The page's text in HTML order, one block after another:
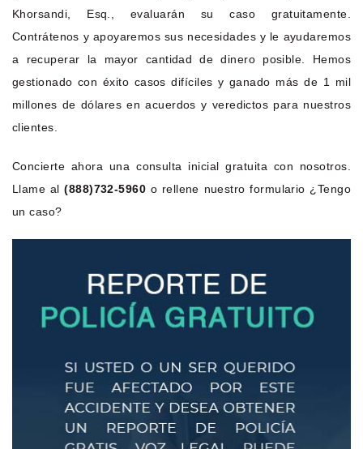
Khorsandi, Esq., evaluarán su caso gratuitamente.
Contrátenos y apoyaremos sus necesidades y le ayudaremos
a recuperar la mayor cantidad de dinero posible. Hemos
gestionado con éxito casos difíciles y ganado más de 1 mil
millones de dólares en acuerdos y veredictos para nuestros
clientes.
Concierte ahora una consulta inicial gratuita con nosotros.
Llame al(888)732-5960 o rellene nuestro formulario ¿Tengo
un caso?